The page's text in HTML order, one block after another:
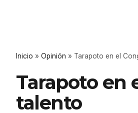
Inicio » Opinión » Tarapoto en el
Tarapoto en
talento